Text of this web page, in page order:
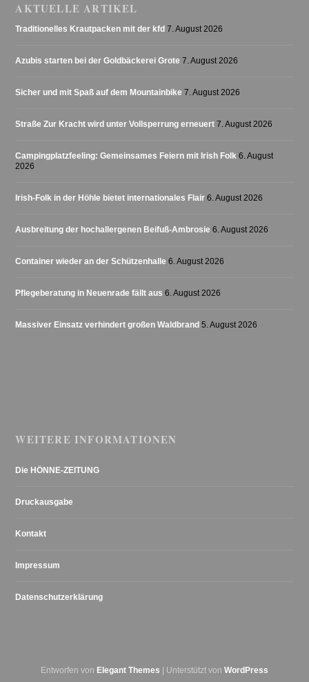
AKTUELLE ARTIKEL
Traditionelles Krautpacken mit der kfd 7. August 2026
Azubis starten bei der Goldbäckerei Grote 7. August 2026
Sicher und mit Spaß auf dem Mountainbike 7. August 2026
Straße Zur Kracht wird unter Vollsperrung erneuert 7. August 2026
Campingplatzfeeling: Gemeinsames Feiern mit Irish Folk 6. August
2026
Irish-Folk in der Höhle bietet internationales Flair 6. August 2026
Ausbreitung der hochallergenen Beifuß-Ambrosie 6. August 2026
Container wieder an der Schützenhalle 6. August 2026
Pflegeberatung in Neuenrade fällt aus 6. August 2026
Massiver Einsatz verhindert großen Waldbrand 5. August 2026
WEITERE INFORMATIONEN
Die HÖNNE-ZEITUNG
Druckausgabe
Kontakt
Impressum
Datenschutzerklärung
Entworfen von Elegant Themes | Unterstützt von WordPress